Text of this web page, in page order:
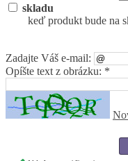
skladu
keď produkt bude na
Zadajte Váš e-mail:
Opíšte text z obrázku: *